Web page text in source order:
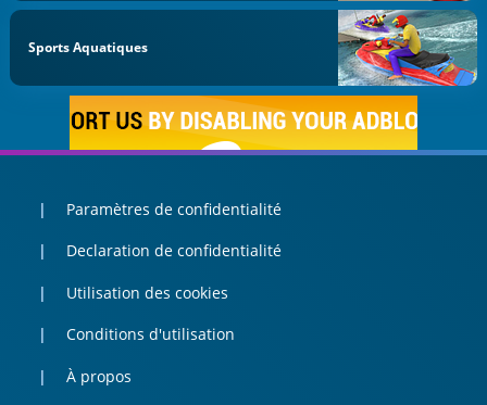
Sports Aquatiques
Paramètres de confidentialité
Declaration de confidentialité
Utilisation des cookies
Conditions d'utilisation
À propos